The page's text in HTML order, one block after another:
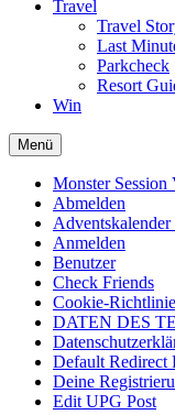
Travel
Travel
Last
Parkcheck
Resort
Win
Menü
Monster
Abmelden
Adventskalender
Anmelden
Benutzer
Check Friends
Cookie-
DATEN DES
Default Redirect
Deine
Edit UPG Post